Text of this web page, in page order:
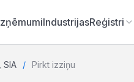
IndustrijasReģistri
SIA Pirkt izziņu